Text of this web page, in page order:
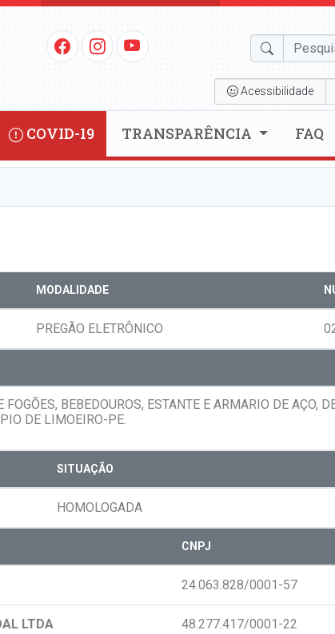
Acessibilidade
COVID-19 TRANSPARÊNCIA FAQ
MODALIDADE
PREGÃO ELETRÔNICO
BEBEDOUROS, ESTANTE E ARMARIO DE AÇO,
DE LIMOEIRO-PE.
SITUAÇÃO
HOMOLOGADA
CNPJ
24.063.828/0001-57
LTDA 48.277.417/0001-22